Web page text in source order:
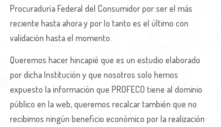
Procuraduría Federal del Consumidor por ser el más
reciente hasta ahora y por lo tanto es el último con
validación hasta el momento.
Queremos hacer hincapié que es un estudio elaborado
por dicha Institución y que nosotros solo hemos
expuesto la información que PROFECO tiene al dominio
público en la web, queremos recalcar también que no
recibimos ningún beneficio económico por la realización